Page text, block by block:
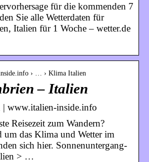
für die kommenden 7
Sie alle Wetterdaten für
Italien für 1 Woche – wetter.de
› … › Klima Italien
– Italien
www.italien-inside.info
Reisezeit zum Wandern?
um das Klima und Wetter im
sich hier. Sonnenuntergang-
> …